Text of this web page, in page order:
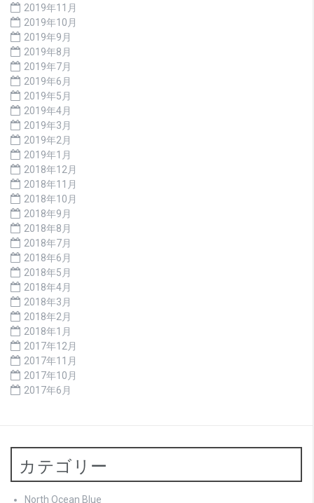
2019年11月
2019年10月
2019年9月
2019年8月
2019年7月
2019年6月
2019年5月
2019年4月
2019年3月
2019年2月
2019年1月
2018年12月
2018年11月
2018年10月
2018年9月
2018年8月
2018年7月
2018年6月
2018年5月
2018年4月
2018年3月
2018年2月
2018年1月
2017年12月
2017年11月
2017年10月
2017年6月
カテゴリー
North Ocean Blue